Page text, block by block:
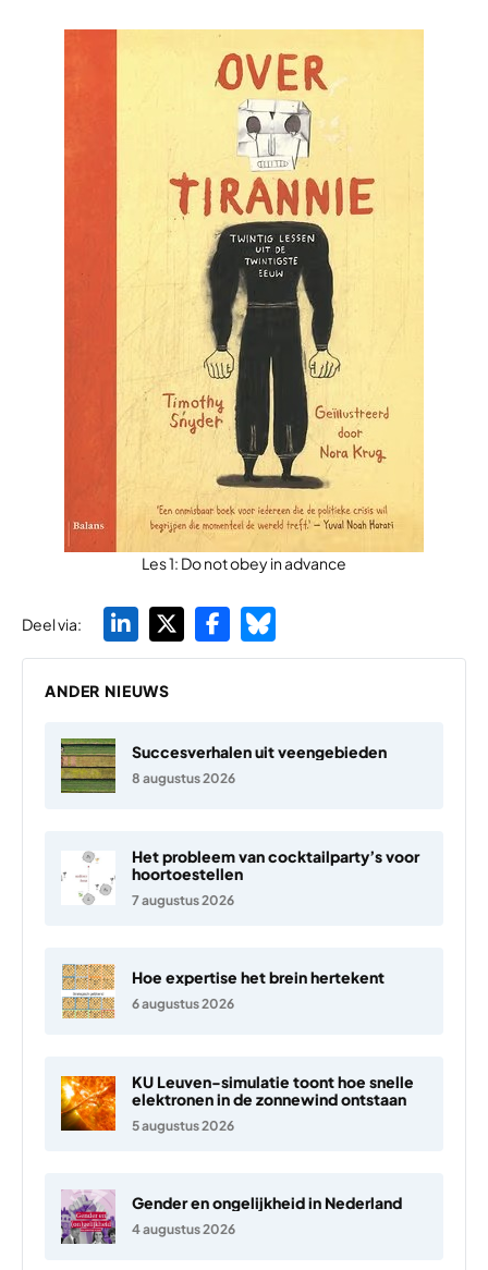
Les 1: Do not obey in advance
Deel via:
ANDER NIEUWS
Succesverhalen uit veengebieden
8 augustus 2026
Het probleem van cocktailparty’s voor
hoortoestellen
7 augustus 2026
Hoe expertise het brein hertekent
6 augustus 2026
KU Leuven-simulatie toont hoe snelle
elektronen in de zonnewind ontstaan
5 augustus 2026
Gender en ongelijkheid in Nederland
4 augustus 2026